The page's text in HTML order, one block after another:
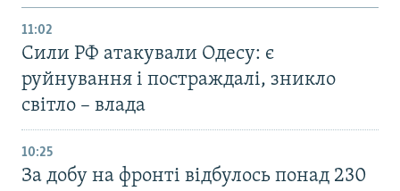
11:02
Сили РФ атакували Одесу: є
руйнування і постраждалі, зникло
світло – влада
10:25
За добу на фронті відбулось понад 230